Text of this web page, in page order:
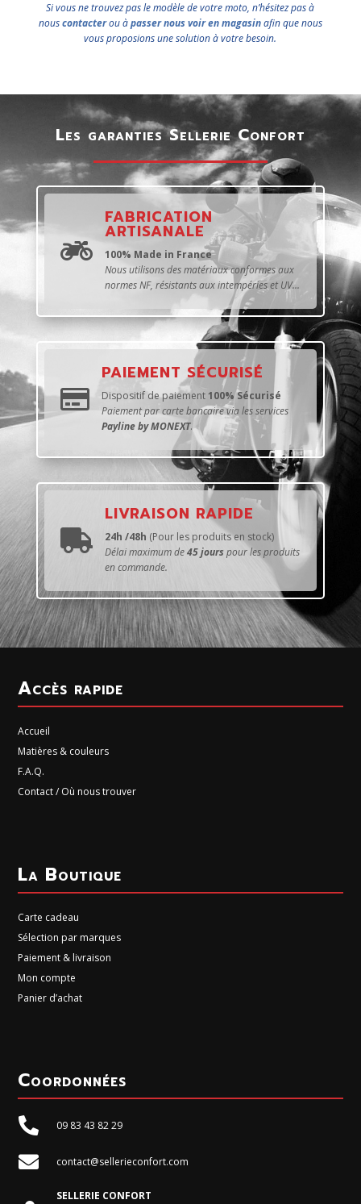
Si vous ne trouvez pas le modèle de votre moto, n’hésitez pas à
nouscontacterou àpasser nous voir en magasinafin que nous
vous proposions une solution à votre besoin.
Les garanties Sellerie Confort

FABRICATION
ARTISANALE
100% Made in France
Nous utilisons des matériaux conformes aux
normes NF, résistants aux intempéries et UV...

PAIEMENT SÉCURISÉ
Dispositif de paiement100% Sécurisé
Paiement par carte bancaire via les services
Payline by MONEXT.

LIVRAISON RAPIDE
24h /48h (Pour les produits en stock)
Délai maximum de45 jourspour les produits
en commande.
Accès rapide
Accueil
Matières & couleurs
F.A.Q.
Contact / Où nous trouver
La Boutique
Carte cadeau
Sélection par marques
Paiement & livraison
Mon compte
Panier d’achat
Coordonnées
 09 83 43 82 29
 contact@sellerieconfort.com
SELLERIE CONFORT